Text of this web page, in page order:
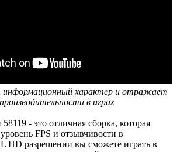
информационный характер и отражает
в играх
- это отличная сборка, которая
FPS и отзывчивости в
HD разрешении вы сможете играть в